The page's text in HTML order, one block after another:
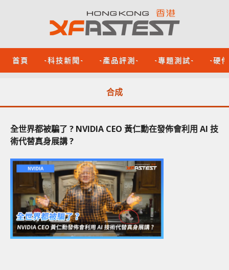
首頁 -科技新聞- -產品評測- -專題測試- -硬
合成
全世界都被騙了 ? NVIDIA CEO 黃仁勳在發佈會利用 AI 技
術代替真身展講 ?